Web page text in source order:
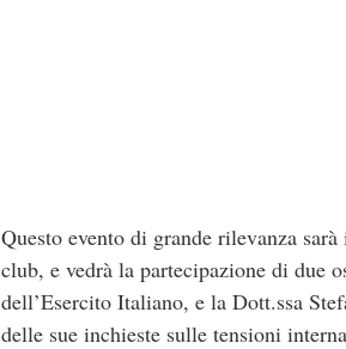
Questo evento di grande rilevanza
club, e vedrà la partecipazione di due
dell’Esercito Italiano, e la Dott.ssa
delle sue inchieste sulle tensioni